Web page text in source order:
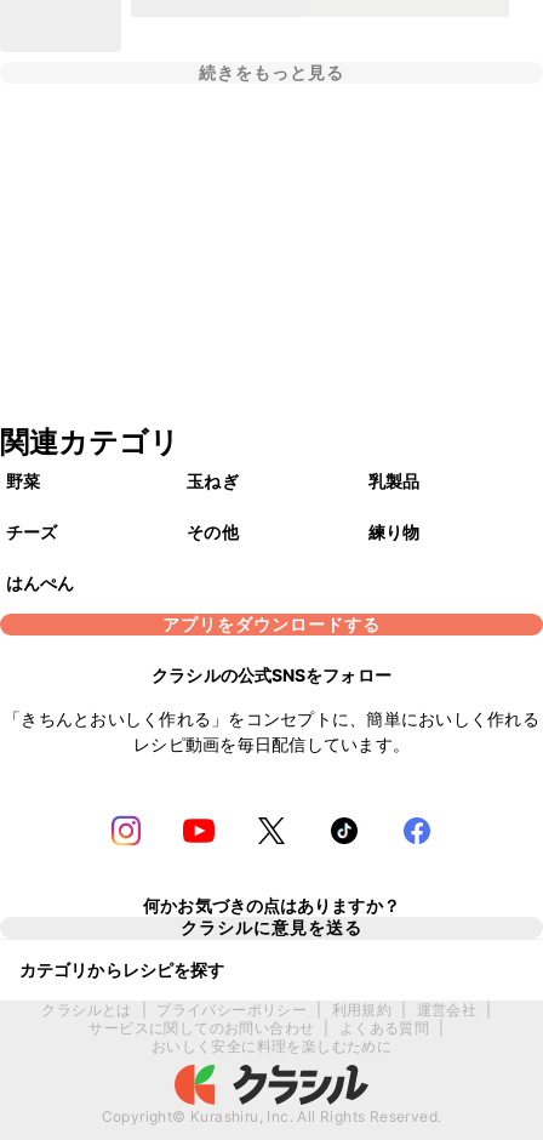
続きをもっと見る
関連カテゴリ
野菜 玉ねぎ 乳製品
チーズ その他 練り物
はんぺん
アプリをダウンロードする
クラシルの公式SNSをフォロー
「きちんとおいしく作れる」をコンセプトに、簡単においしく作れる
レシピ動画を毎日配信しています。
何かお気づきの点はありますか？
クラシルに意見を送る
カテゴリからレシピを探す
クラシルとは プライバシーポリシー 利用規約 運営会社
サービスに関してのお問い合わせ
よくある質問
おいしく安全に料理を楽しむために
Copyright© Kurashiru, Inc. All Rights Reserved.